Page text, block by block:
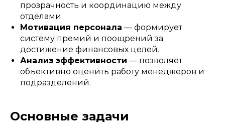
прозрачность и координацию между
отделами.
Мотивация персонала — формирует
систему премий и поощрений за
достижение финансовых целей.
Анализ эффективности — позволяет
объективно оценить работу менеджеров и
подразделений.
Основные задачи